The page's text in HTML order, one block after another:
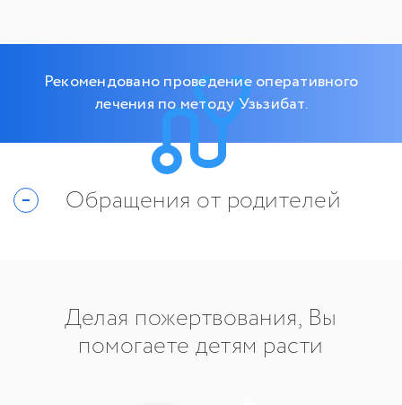
Рекомендовано проведение оперативного
лечения по методу Узьзибат.
Обращения от родителей
Делая пожертвования, Вы
помогаете детям расти